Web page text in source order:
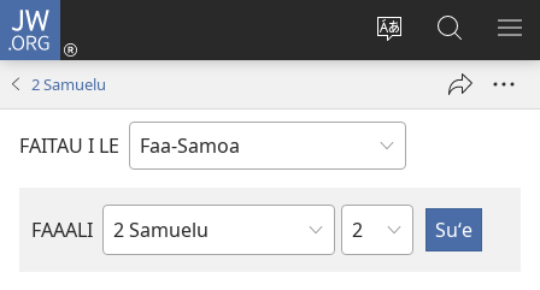
JW.ORG
Sui
gagana
o
le
tafaʻilagi
Log
isi
Suʻe
le
2 Samuelu
FAITAU I LE
FAAALI
Tusi
Mataupu